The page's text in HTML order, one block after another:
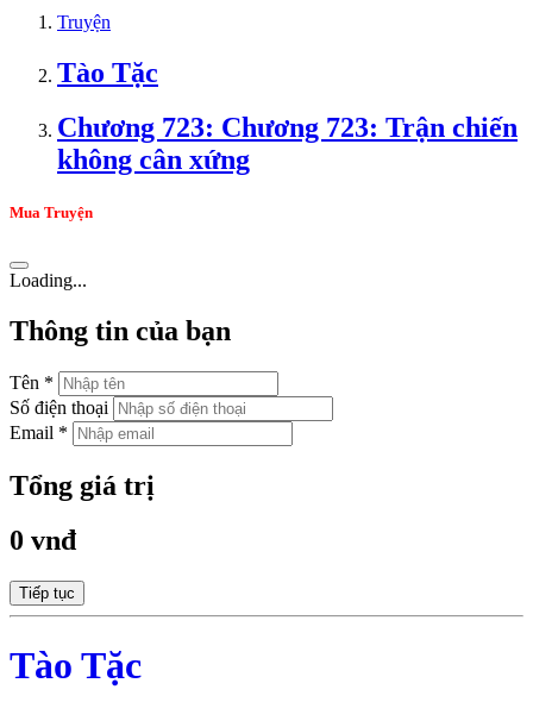
Truyện
Tào Tặc
Chương 723: Chương 723: Trận chiến
không cân xứng
Mua Truyện
Loading...
Thông tin của bạn
Tên *
Số điện thoại
Email *
Tổng giá trị
0 vnđ
Tiếp tục
Tào Tặc